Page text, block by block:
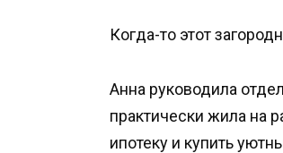
Когда-то этот
Анна руководила
практически жила на
ипотеку и купить